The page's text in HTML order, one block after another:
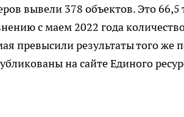
вывели 378 объектов. Это 66,5
с маем 2022 года
превысили результаты того же
на сайте Единого